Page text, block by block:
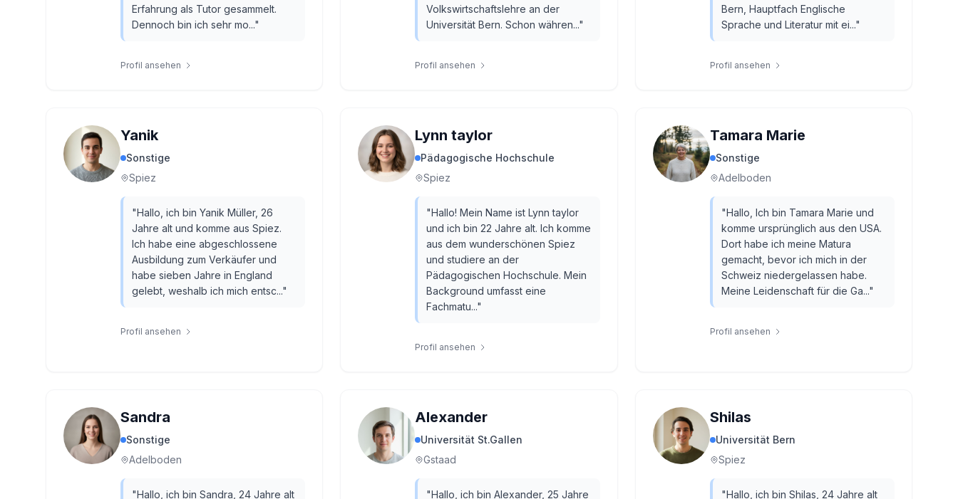
Erfahrung als Tutor gesammelt.
Dennoch bin ich sehr mo..."
Profil ansehen
Volkswirtschaftslehre an der
Universität Bern. Schon währen..."
Profil ansehen
Bern, Hauptfach Englische
Sprache und Literatur mit ei..."
Profil ansehen
Yanik
Sonstige
Spiez
"Hallo, ich bin Yanik Müller, 26
Jahre alt und komme aus Spiez.
Ich habe eine abgeschlossene
Ausbildung zum Verkäufer und
habe sieben Jahre in England
gelebt, weshalb ich mich entsc..."
Profil ansehen
Lynn taylor
Pädagogische Hochschule
Spiez
"Hallo! Mein Name ist Lynn taylor
und ich bin 22 Jahre alt. Ich komme
aus dem wunderschönen Spiez
und studiere an der
Pädagogischen Hochschule. Mein
Background umfasst eine
Fachmatu..."
Profil ansehen
Tamara Marie
Sonstige
Adelboden
"Hallo, Ich bin Tamara Marie und
komme ursprünglich aus den USA.
Dort habe ich meine Matura
gemacht, bevor ich mich in der
Schweiz niedergelassen habe.
Meine Leidenschaft für die Ga..."
Profil ansehen
Sandra
Sonstige
Adelboden
"Hallo, ich bin Sandra, 24 Jahre alt
Alexander
Universität St.Gallen
Gstaad
"Hallo, ich bin Alexander, 25 Jahre
Shilas
Universität Bern
Spiez
"Hallo, ich bin Shilas, 24 Jahre alt